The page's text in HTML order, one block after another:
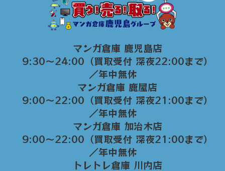
マンガ倉庫 鹿児島店
9:30～24:00（買取受付 深夜22:00まで）
／年中無休
マンガ倉庫 鹿屋店
9:00～22:00（買取受付 深夜21:00まで）
／年中無休
マンガ倉庫 加治木店
9:00〜22:00（買取受付 深夜21:00まで）
／年中無休
トレトレ倉庫 川内店